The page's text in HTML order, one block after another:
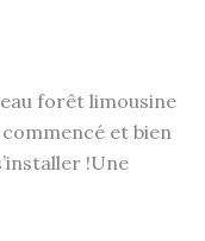
forêt limousine
et bien
!Une